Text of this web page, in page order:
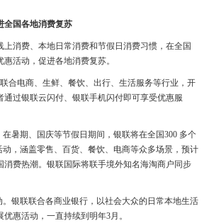
全国各地消费复苏
上消费、本地日常消费和节假日消费习惯，在全国
活动，促进各地消费复苏。
合电商、生鲜、餐饮、出行、生活服务等行业，开
通过银联云闪付、银联手机闪付即可享受优惠服
在暑期、国庆等节假日期间，银联将在全国300 多个
动，涵盖零售、百货、餐饮、电商等众多场景，预计
消费热潮。银联国际将联手境外知名海淘商户同步
。银联联合各商业银行，以社会大众的日常本地生活
惠活动，一直持续到明年3月。